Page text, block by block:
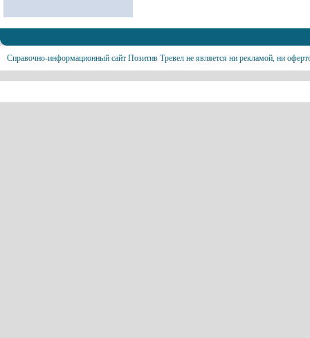
Справочно-информационный сайт Позитив Тревел не является ни рекламой, ни